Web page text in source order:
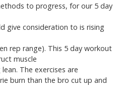
to progress, for our 5 day
give consideration to is rising
rep range). This 5 day workout
muscle
The exercises are
burn than the bro cut up and